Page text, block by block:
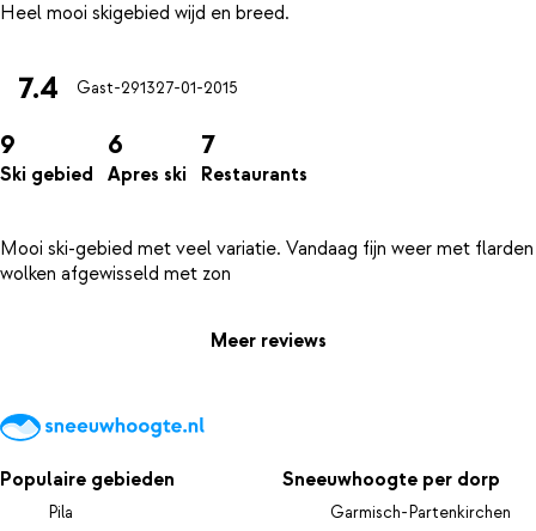
7.4 Gast-291327-01-2015
9
Ski gebied
6
Apres ski
7
Restaurants
Mooi ski-gebied met veel variatie. Vandaag fijn weer met flarden
Meer reviews
Populaire gebieden
Pila
Sneeuwhoogte per dorp
Garmisch-Partenkirchen